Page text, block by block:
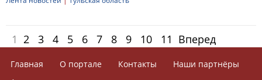
1 2 3 4 5 6 7 8 9 10 11 Вперед
Главная О портале Контакты
Наши партнёры